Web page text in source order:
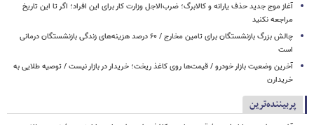
آغاز موج جدید حذف یارانه و کالابرگ؛ ضرب‌الاجل وزارت کار برای این افراد؛ اگر تا این تاریخ
مراجعه نکنید
چالش بزرگ بازنشستگان برای تامین مخارج / ۶۰ درصد هزینه‌های زندگی بازنشستگان درمانی
است
آخرین وضعیت بازار خودرو / قیمت‌ها روی کاغذ ریخت؛ خریدار در بازار نیست / توصیه طلایی به
خریدارن
پربیننده‌ترین